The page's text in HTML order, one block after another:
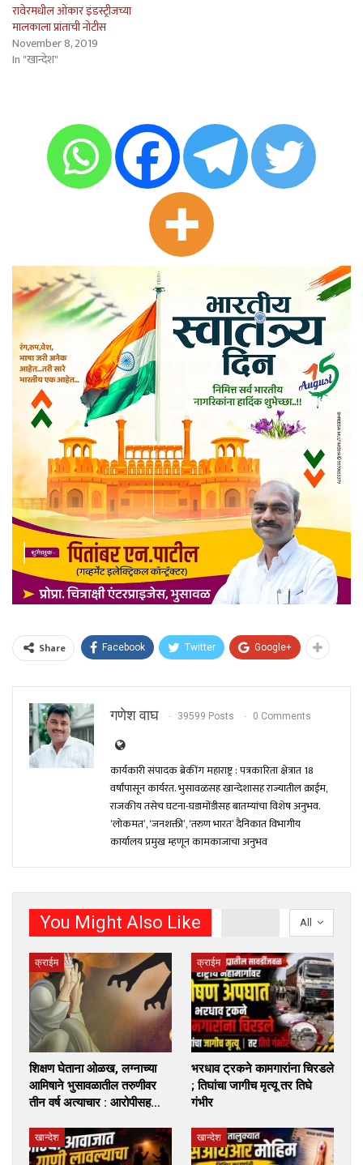
रावेरमधील ओंकार इंडस्ट्रीजच्या
मालकाला प्रांतांची नोटीस
November 8, 2019
In "खान्देश"
Share Facebook Twitter Google+
गणेश वाघ 39599 Posts 0 Comments
कार्यकारी संपादक ब्रेकींग महाराष्ट्र : पत्रकारिता क्षेत्रात 18
वर्षांपासून कार्यरत. भुसावळसह खान्देशासह राज्यातील क्राईम,
राजकीय तसेच घटना-घडामोंडीसह बातम्यांचा विशेष अनुभव.
‘लोकमत’, ‘जनशक्ती’, ‘तरुण भारत’ दैनिकात विभागीय
कार्यालय प्रमुख म्हणून कामकाजाचा अनुभव
All
You Might Also Like
क्राईम
शिक्षण घेताना ओळख, लग्नाच्या
आमिषाने भुसावळातील तरुणीवर
तीन वर्ष अत्याचार : आरोपीसह…
क्राईम
भरधाव ट्रकने कामगारांना चिरडले
; तिघांचा जागीच मृत्यू तर तिघे
गंभीर
खान्देश खान्देश